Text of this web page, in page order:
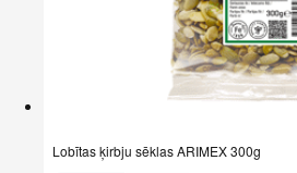
Lobītas ķirbju sēklas ARIMEX 300g